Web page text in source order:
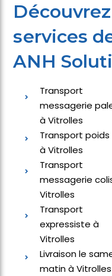
services
ANH
Transport
messagerie
à Vitrolles
Transport poids
à Vitrolles
Transport
messagerie
Vitrolles
Transport
expressiste à
Vitrolles
Livraison le
matin à Vitrolles